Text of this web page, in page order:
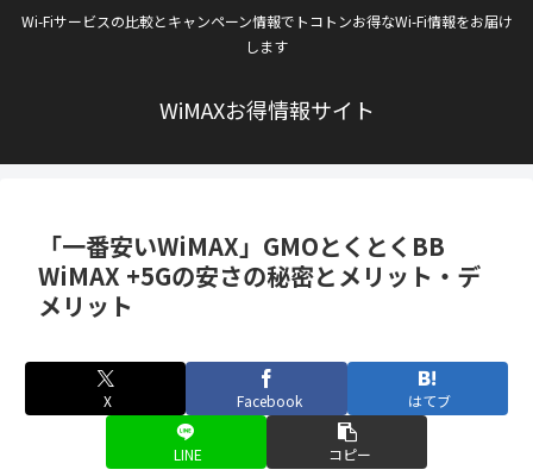
Wi-Fiサービスの比較とキャンペーン情報でトコトンお得なWi-Fi情報をお届け
します
WiMAXお得情報サイト
「一番安いWiMAX」GMOとくとくBB
WiMAX +5Gの安さの秘密とメリット・デ
メリット
X Facebook はてブ
LINE コピー